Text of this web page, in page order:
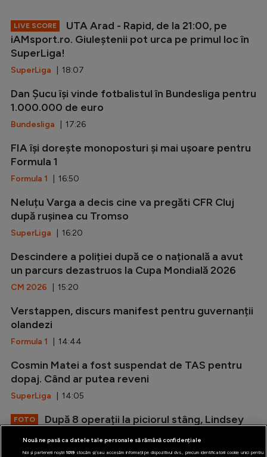
LIVE SCORE
UTA Arad - Rapid, de la 21:00, pe
iAMsport.ro. Giuleștenii pot urca pe primul loc în
SuperLiga!
SuperLiga | 18:07
Dan Șucu își vinde fotbalistul în Bundesliga pentru
1.000.000 de euro
Bundesliga | 17:26
FIA își dorește monoposturi și mai ușoare pentru
Formula 1
Formula 1 | 16:50
Neluțu Varga a decis cine va pregăti CFR Cluj
după rușinea cu Tromso
SuperLiga | 16:20
Descindere a poliției după ce o națională a avut
un parcurs dezastruos la Cupa Mondială 2026
CM 2026 | 15:20
Verstappen, discurs manifest pentru guvernanții
olandezi
Formula 1 | 14:44
Cosmin Matei a fost suspendat de TAS pentru
dopaj. Când ar putea reveni
SuperLiga | 14:05
FOTO
După 8 operații la piciorul stâng, Lindsey
Alte sporturi| 13:33
Nouă ne pasă ca datele tale personale să rămână confidențiale
Noi și partenerii noștri 1019stocăm și/sau accesăm informații pe dispozitivul dvs., precum identificatorii cookie unici pentru